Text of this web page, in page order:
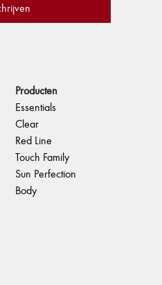
Producten
Essentials
Clear
Red Line
Touch Family
Sun Perfection
Body